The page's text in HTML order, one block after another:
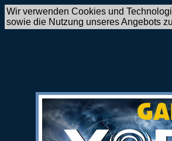
Wir verwenden Cookies und
sowie die Nutzung unseres Angebots